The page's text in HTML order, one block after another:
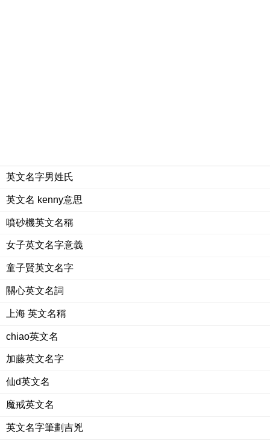
英文名字男姓氏
英文名 kenny意思
噴砂機英文名稱
女子英文名字意義
童子賢英文名字
關心英文名詞
上海 英文名稱
chiao英文名
加藤英文名字
仙d英文名
魔戒英文名
英文名字筆劃吉兇